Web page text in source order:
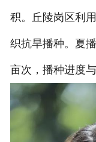
积。丘陵岗区利
织抗旱播种。夏
亩次，播种进度与